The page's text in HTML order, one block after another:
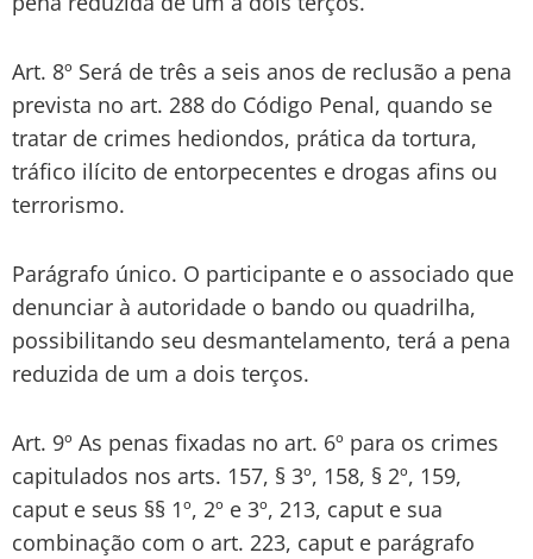
Art. 8º Será de três a seis anos de reclusão a pena
prevista no art. 288 do Código Penal, quando se
tratar de crimes hediondos, prática da tortura,
tráfico ilícito de entorpecentes e drogas afins ou
terrorismo.
Parágrafo único. O participante e o associado que
denunciar à autoridade o bando ou quadrilha,
possibilitando seu desmantelamento, terá a pena
reduzida de um a dois terços.
Art. 9º As penas fixadas no art. 6º para os crimes
capitulados nos arts. 157, § 3º, 158, § 2º, 159,
caput e seus §§ 1º, 2º e 3º, 213, caput e sua
combinação com o art. 223, caput e parágrafo